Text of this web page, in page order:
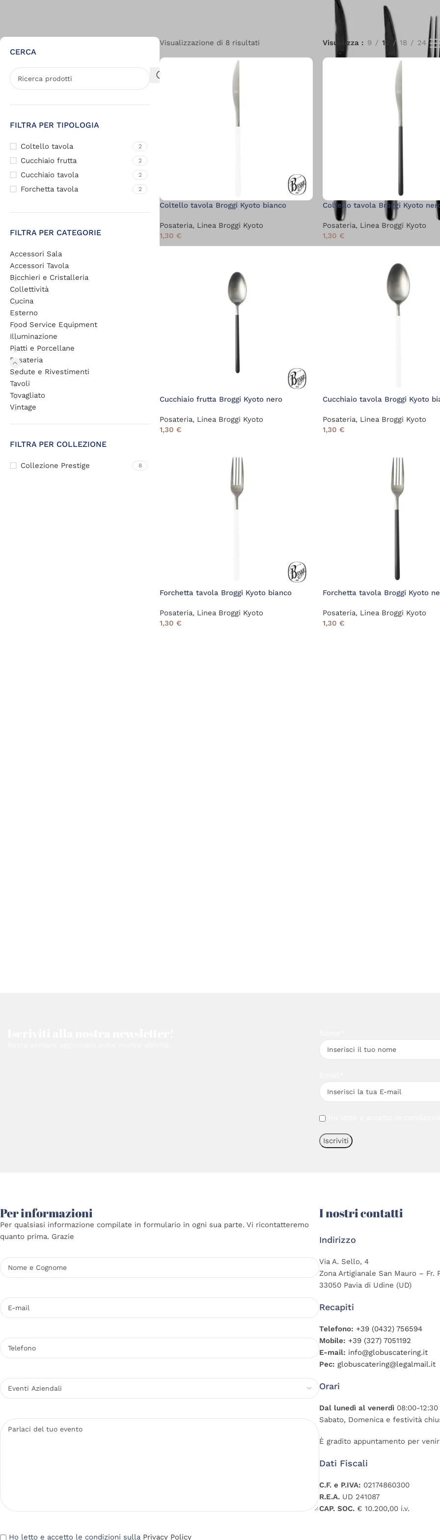
CERCA
FILTRA PER TIPOLOGIA
Coltello tavola 2
Cucchiaio frutta 2
Cucchiaio tavola 2
Forchetta tavola 2
FILTRA PER CATEGORIE
Accessori Sala
Accessori Tavola
Bicchieri e Cristalleria
Collettività
Cucina
Esterno
Food Service Equipment
Illuminazione
Piatti e Porcellane
Posateria
Sedute e Rivestimenti
Tavoli
Tovagliato
Vintage
FILTRA PER COLLEZIONE
Collezione Prestige 8
Visualizzazione di 8 risultati Visualizza 9 12 18 24
Coltello tavola Broggi Kyoto bianco
Posateria, Linea Broggi Kyoto
1,30 €
Coltello tavola Broggi Kyoto
Posateria, Linea Broggi Kyoto
1,30 €
Cucchiaio frutta Broggi Kyoto nero
Posateria, Linea Broggi Kyoto
1,30 €
Cucchiaio tavola Broggi Kyoto
Posateria, Linea Broggi Kyoto
1,30 €
Forchetta tavola Broggi Kyoto bianco
Posateria, Linea Broggi Kyoto
1,30 €
Forchetta tavola Broggi Kyoto
Posateria, Linea Broggi Kyoto
1,30 €
Per informazioni
Per qualsiasi informazione compilate in formulario in ogni sua parte. Vi ricontatteremo
quanto prima. Grazie
Ho letto e accetto le condizioni sulla Privacy Policy
I nostri contatti
Indirizzo
Via A. Sello, 4
Zona Artigianale San Mauro – Fr.
33050 Pavia di Udine (UD)
Recapiti
Telefono: +39 (0432) 756594
Mobile: +39 (327) 7051192
E-mail: info@globuscatering.it
Pec: globuscatering@legalmail.it
Orari
Dal lunedì al venerdì 08:00-12:30
Sabato, Domenica e festività
È gradito appuntamento per
Dati Fiscali
C.F. e P.IVA: 02174860300
R.E.A. UD 241087
CAP. SOC. € 10.200,00 i.v.